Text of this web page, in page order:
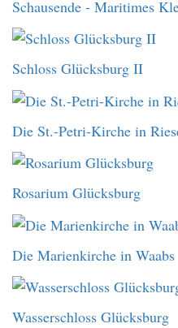
Schausende - Maritimes
Schloss Glücksburg II
Die St.-Petri-Kirche in
Rosarium Glücksburg
Die Marienkirche in Waabs
Wasserschloss Glücksburg